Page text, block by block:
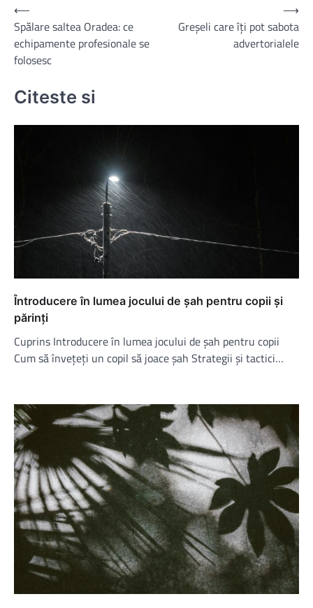
Navigare
în
articole
⟵
Spălare saltea Oradea: ce
echipamente profesionale se
folosesc
Greșeli care îți pot sabota
advertorialele
⟶
Citeste si
Întroducere în lumea jocului de șah pentru copii și
părinți
Cuprins Introducere în lumea jocului de șah pentru copii
Cum să învețeți un copil să joace șah Strategii și tactici…